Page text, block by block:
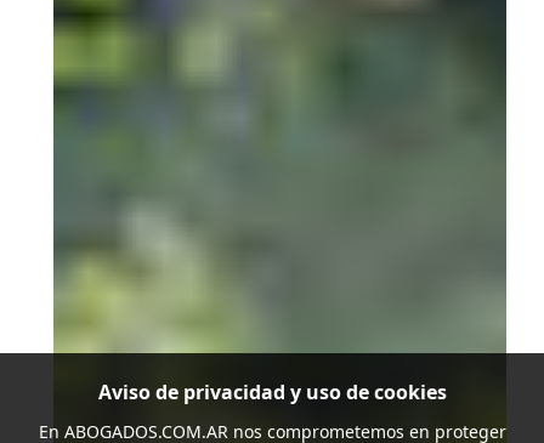
Aviso de privacidad y uso de cookies
En ABOGADOS.COM.ARnos comprometemos en proteger